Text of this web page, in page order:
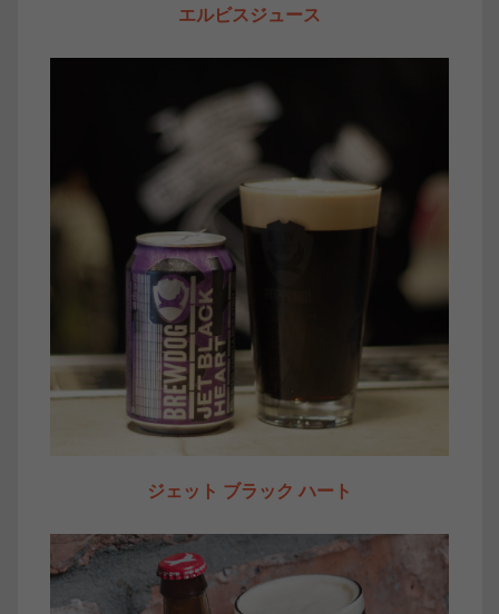
エルビスジュース
ジェット ブラック ハート